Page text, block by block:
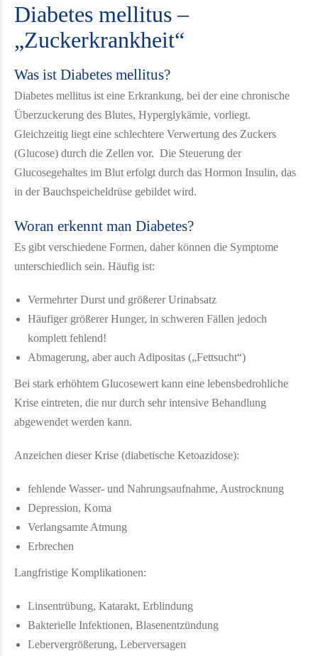
Diabetes mellitus –
„Zuckerkrankheit“
Was ist Diabetes mellitus?
Diabetes mellitus ist eine Erkrankung, bei der eine chronische
Überzuckerung des Blutes, Hyperglykämie, vorliegt.
Gleichzeitig liegt eine schlechtere Verwertung des Zuckers
(Glucose) durch die Zellen vor. Die Steuerung der
Glucosegehaltes im Blut erfolgt durch das Hormon Insulin, das
in der Bauchspeicheldrüse gebildet wird.
Woran erkennt man Diabetes?
Es gibt verschiedene Formen, daher können die Symptome
unterschiedlich sein. Häufig ist:
Vermehrter Durst und größerer Urinabsatz
Häufiger größerer Hunger, in schweren Fällen jedoch
komplett fehlend!
Abmagerung, aber auch Adipositas („Fettsucht“)
Bei stark erhöhtem Glucosewert kann eine lebensbedrohliche
Krise eintreten, die nur durch sehr intensive Behandlung
abgewendet werden kann.
Anzeichen dieser Krise (diabetische Ketoazidose):
fehlende Wasser- und Nahrungsaufnahme, Austrocknung
Depression, Koma
Verlangsamte Atmung
Erbrechen
Langfristige Komplikationen:
Linsentrübung, Katarakt, Erblindung
Bakterielle Infektionen, Blasenentzündung
Lebervergrößerung, Leberversagen